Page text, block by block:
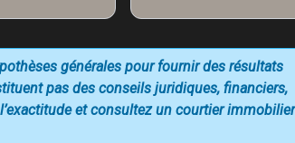
générales pour fournir des résultats
pas des conseils juridiques, financiers,
et consultez un courtier immobilier